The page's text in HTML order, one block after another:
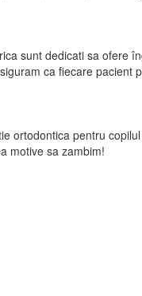
sunt dedicati sa ofere
ca fiecare pacient
ortodontica pentru
motive sa zambim!